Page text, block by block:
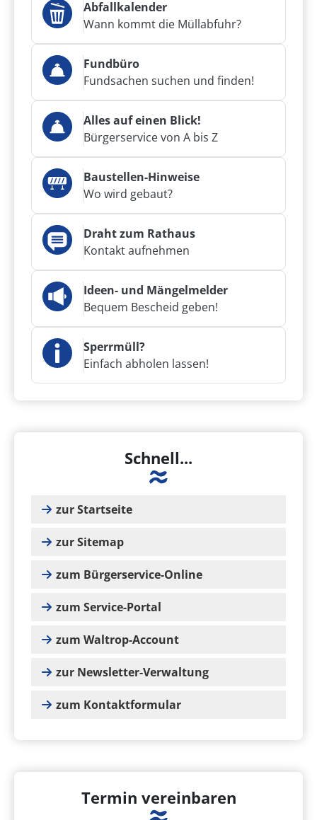
Abfallkalender
Wann kommt die Müllabfuhr?
Fundbüro
Fundsachen suchen und finden!
Alles auf einen Blick!
Bürgerservice von A bis Z
Baustellen-Hinweise
Wo wird gebaut?
Draht zum Rathaus
Kontakt aufnehmen
Ideen- und Mängelmelder
Bequem Bescheid geben!
Sperrmüll?
Einfach abholen lassen!
Schnell...
zur Startseite
zur Sitemap
zum Bürgerservice-Online
zum Service-Portal
zum Waltrop-Account
zur Newsletter-Verwaltung
zum Kontaktformular
Termin vereinbaren